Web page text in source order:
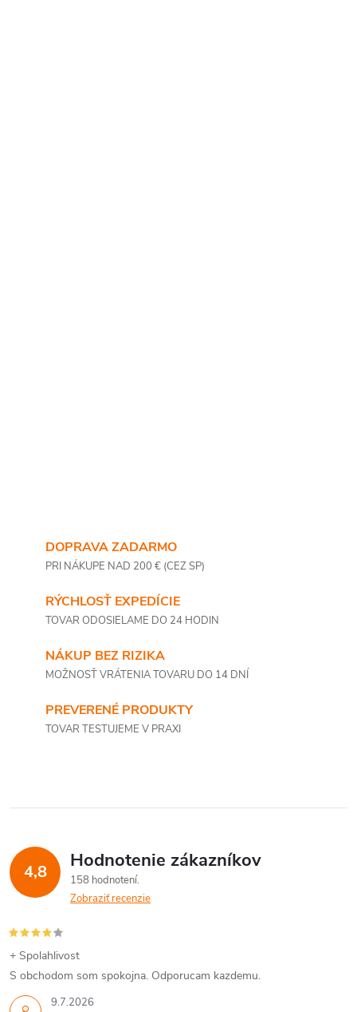
DOPRAVA ZADARMO
PRI NÁKUPE NAD 200 € (CEZ SP)
RÝCHLOSŤ EXPEDÍCIE
TOVAR ODOSIELAME DO 24 HODIN
NÁKUP BEZ RIZIKA
MOŽNOSŤ VRÁTENIA TOVARU DO 14 DNÍ
PREVERENÉ PRODUKTY
TOVAR TESTUJEME V PRAXI
4,8 Hodnotenie zákazníkov
158 hodnotení
Zobraziť recenzie
9.7.2026
+ Spolahlivost
S obchodom som spokojna. Odporucam kazdemu.